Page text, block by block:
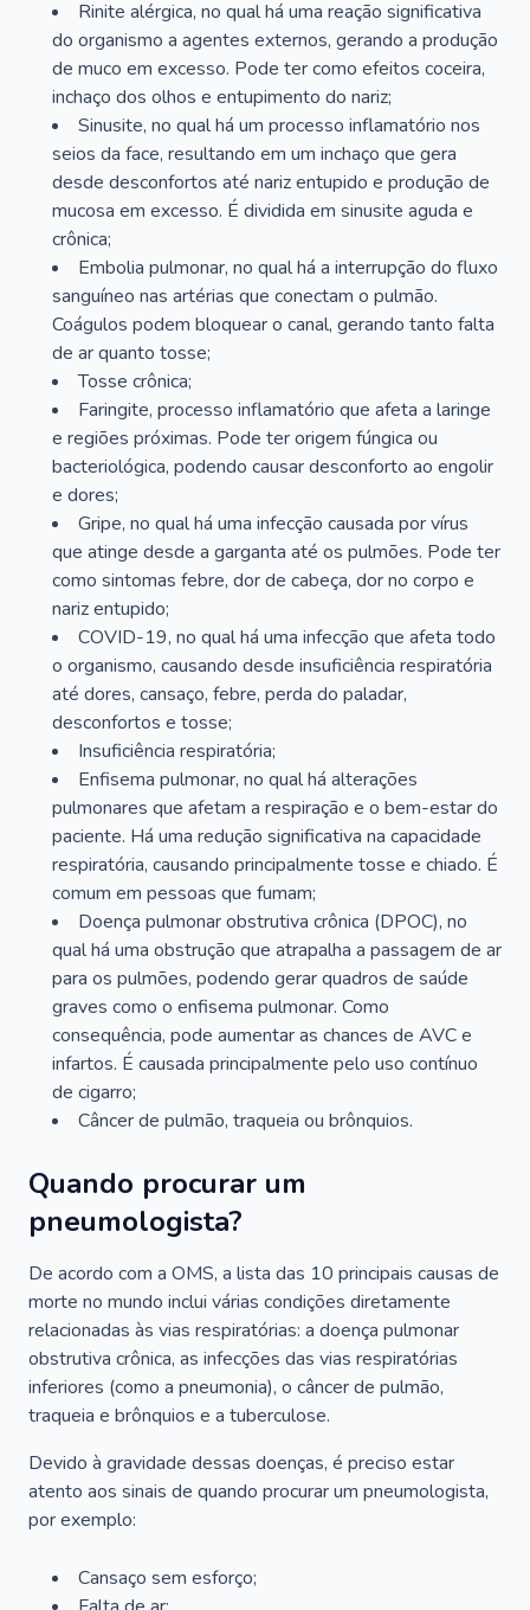
Rinite alérgica, no qual há uma reação significativa
do organismo a agentes externos, gerando a produção
de muco em excesso. Pode ter como efeitos coceira,
inchaço dos olhos e entupimento do nariz;
Sinusite, no qual há um processo inflamatório nos
seios da face, resultando em um inchaço que gera
desde desconfortos até nariz entupido e produção de
mucosa em excesso. É dividida em sinusite aguda e
crônica;
Embolia pulmonar, no qual há a interrupção do fluxo
sanguíneo nas artérias que conectam o pulmão.
Coágulos podem bloquear o canal, gerando tanto falta
de ar quanto tosse;
Tosse crônica;
Faringite, processo inflamatório que afeta a laringe
e regiões próximas. Pode ter origem fúngica ou
bacteriológica, podendo causar desconforto ao engolir
e dores;
Gripe, no qual há uma infecção causada por vírus
que atinge desde a garganta até os pulmões. Pode ter
como sintomas febre, dor de cabeça, dor no corpo e
nariz entupido;
COVID-19, no qual há uma infecção que afeta todo
o organismo, causando desde insuficiência respiratória
até dores, cansaço, febre, perda do paladar,
desconfortos e tosse;
Insuficiência respiratória;
Enfisema pulmonar, no qual há alterações
pulmonares que afetam a respiração e o bem-estar do
paciente. Há uma redução significativa na capacidade
respiratória, causando principalmente tosse e chiado. É
comum em pessoas que fumam;
Doença pulmonar obstrutiva crônica (DPOC), no
qual há uma obstrução que atrapalha a passagem de ar
para os pulmões, podendo gerar quadros de saúde
graves como o enfisema pulmonar. Como
consequência, pode aumentar as chances de AVC e
infartos. É causada principalmente pelo uso contínuo
de cigarro;
Câncer de pulmão, traqueia ou brônquios.
Quando procurar um
pneumologista?
De acordo com a OMS, a lista das 10 principais causas de
morte no mundo inclui várias condições diretamente
relacionadas às vias respiratórias: a doença pulmonar
obstrutiva crônica, as infecções das vias respiratórias
inferiores (como a pneumonia), o câncer de pulmão,
traqueia e brônquios e a tuberculose.
Devido à gravidade dessas doenças, é preciso estar
atento aos sinais de quando procurar um pneumologista,
por exemplo:
Cansaço sem esforço;